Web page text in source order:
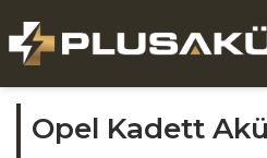
Opel Kadett